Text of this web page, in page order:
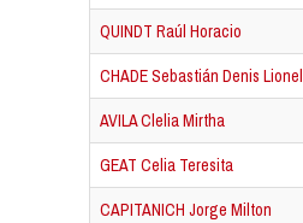
QUINDT Raúl Horacio
CHADE Sebastián Denis Lionel
AVILA Clelia Mirtha
GEAT Celia Teresita
CAPITANICH Jorge Milton